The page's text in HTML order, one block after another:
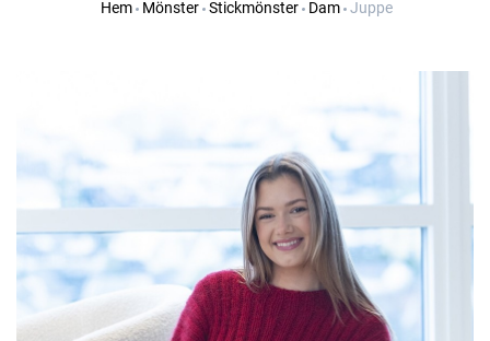
Hem Mönster Stickmönster Dam Juppe